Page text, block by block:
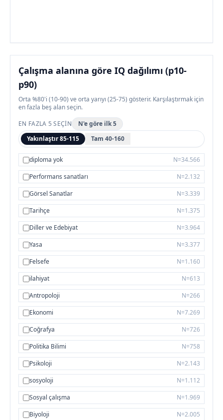
Çalışma alanına göre IQ dağılımı (p10-
p90)
Orta %80'i (10-90) ve orta yarıyı (25-75) gösterir. Karşılaştırmak için
en fazla beş alan seçin.
EN FAZLA 5 SEÇIN
N'e göre ilk 5
Yakınlaştır 85-115
Tam 40-160
diploma yok
N=34.566
Performans sanatları
N=2.132
Görsel Sanatlar
N=3.339
Tarihçe
N=1.375
Diller ve Edebiyat
N=3.964
Yasa
N=3.377
Felsefe
N=1.160
ilahiyat
N=613
Antropoloji
N=266
Ekonomi
N=7.269
Coğrafya
N=726
Politika Bilimi
N=758
Psikoloji
N=2.143
sosyoloji
N=1.112
Sosyal çalışma
N=1.969
Biyoloji
N=2.005